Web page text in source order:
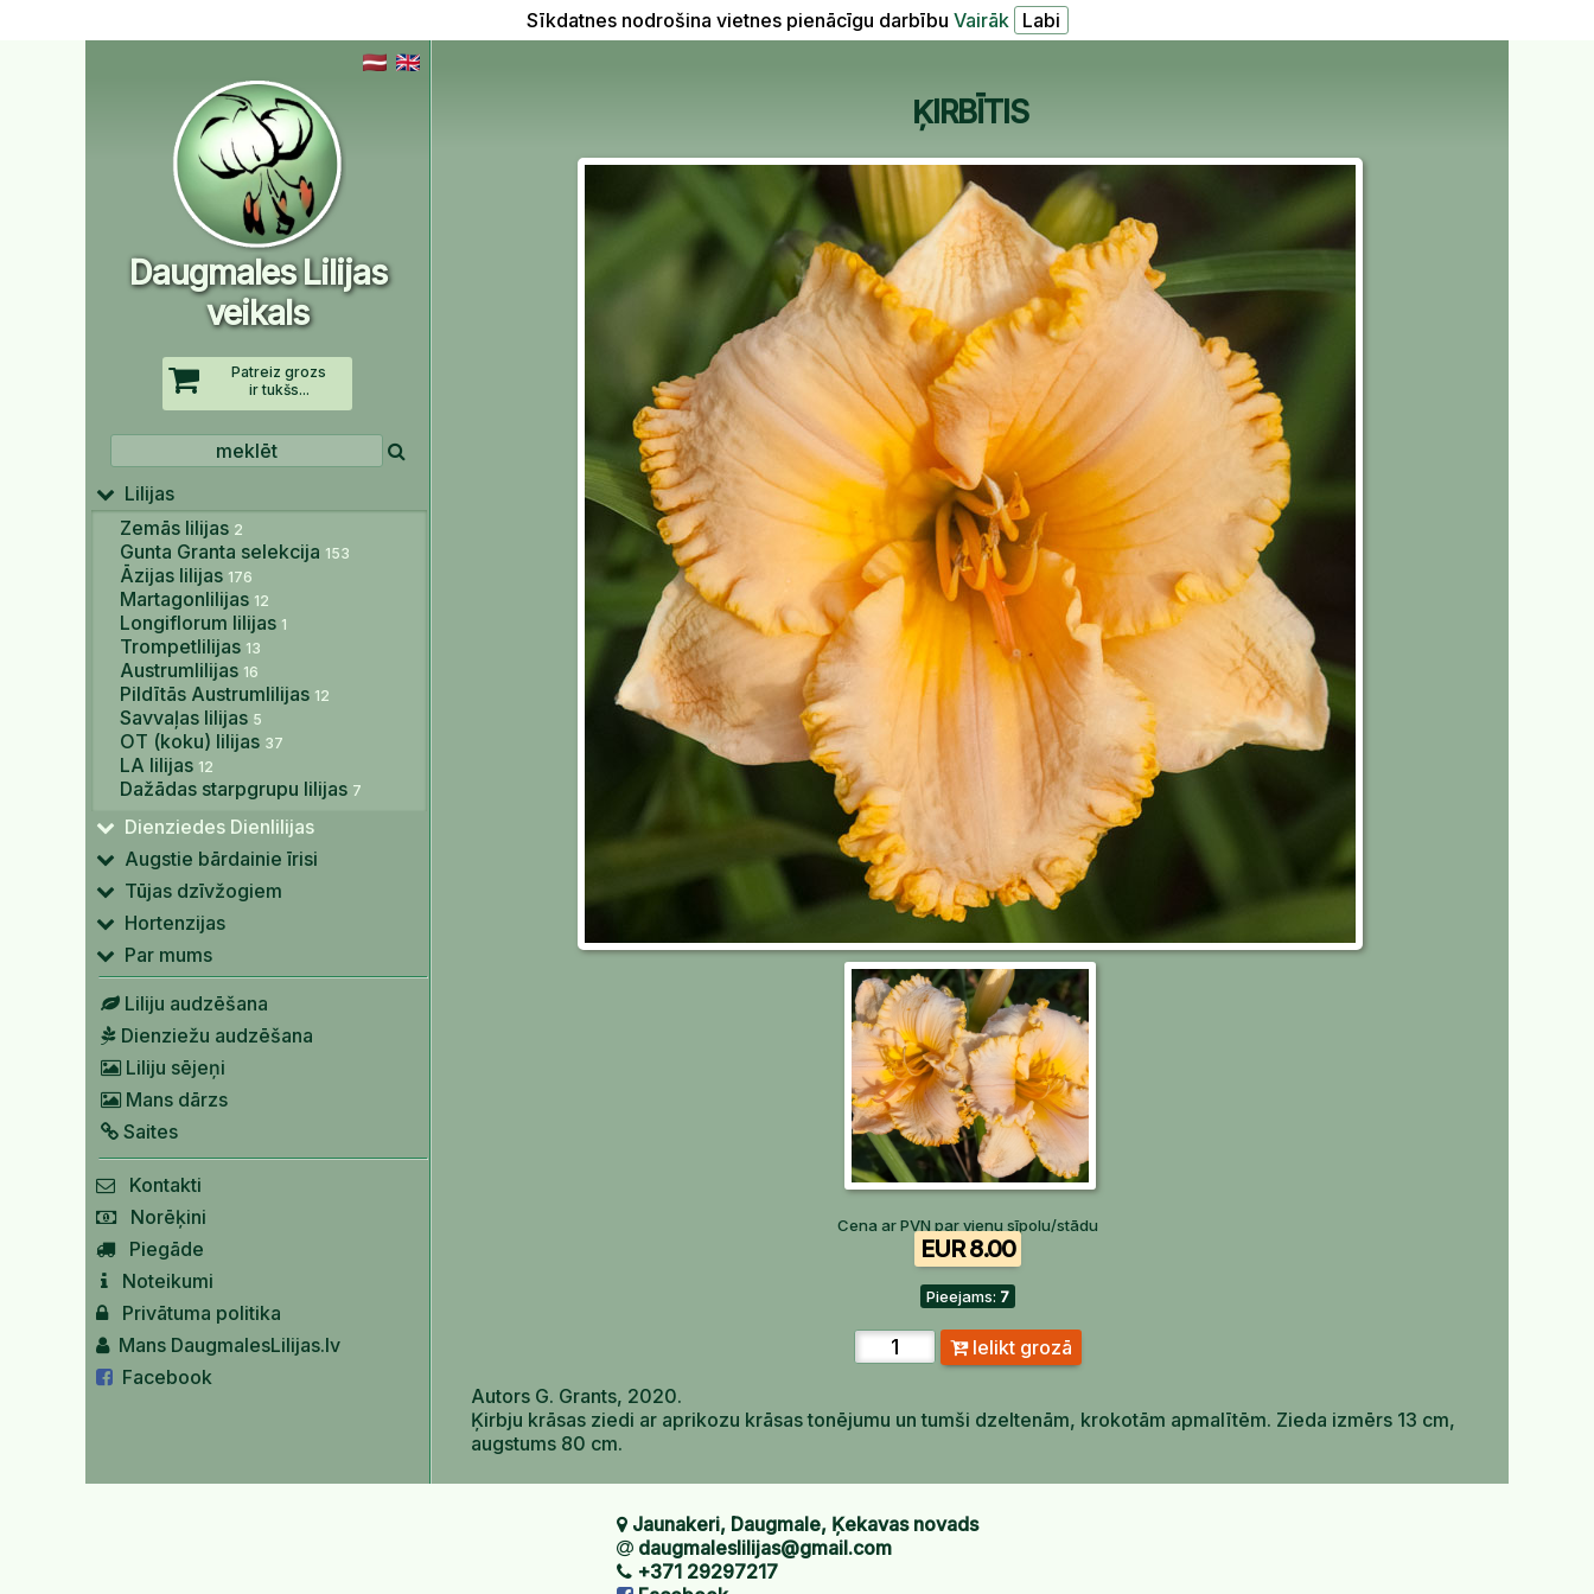
Sīkdatnes nodrošina vietnes pienācīgu darbību Vairāk
Daugmales Lilijas
veikals
Patreiz grozs
ir tukšs...
Lilijas
Zemās lilijas 2
Gunta Granta selekcija 153
Āzijas lilijas 176
Martagonlilijas 12
Longiflorum lilijas 1
Trompetlilijas 13
Austrumlilijas 16
Pildītās Austrumlilijas 12
Savvaļas lilijas 5
OT (koku) lilijas 37
LA lilijas 12
Dažādas starpgrupu lilijas 7
Dienziedes Dienlilijas
Augstie bārdainie īrisi
Tūjas dzīvžogiem
Hortenzijas
Par mums
Liliju audzēšana
Dienziežu audzēšana
Liliju sējeņi
Mans dārzs
Saites
Kontakti
Norēķini
Piegāde
Noteikumi
Privātuma politika
Mans DaugmalesLilijas.lv
Facebook
ĶIRBĪTIS
Cena ar PVN par vienu sīpolu/stādu
EUR 8.00
Pieejams: 7
Ielikt grozā
Autors G. Grants, 2020.
Ķirbju krāsas ziedi ar aprikozu krāsas tonējumu un tumši dzeltenām, krokotām apmalītēm. Zieda izmērs 13 cm,
augstums 80 cm.
Jaunakeri, Daugmale, Ķekavas novads
daugmaleslilijas@gmail.com
+371 29297217